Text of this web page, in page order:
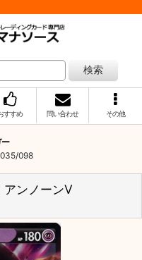
検索
すすめ 問い合わせ その他
035/098
アンノーンV